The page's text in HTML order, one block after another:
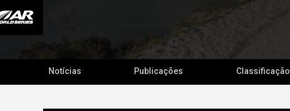
Notícias Publicações Classificação